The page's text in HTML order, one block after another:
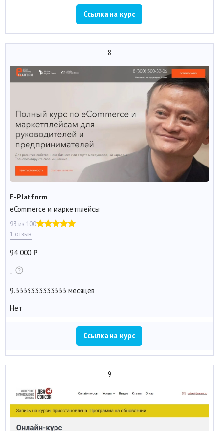
Ссылка на курс
8
E-Platform
eCommerce и маркетплейсы
93 из 100
1 отзыв
94 000
-
9.3333333333333 месяцев
Нет
Ссылка на курс
9